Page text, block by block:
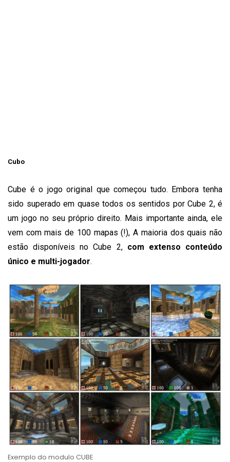
Cubo
Cube é o jogo original que começou tudo. Embora tenha
sido superado em quase todos os sentidos por Cube 2, é
um jogo no seu próprio direito. Mais importante ainda, ele
vem com mais de 100 mapas (!), A maioria dos quais não
estão disponíveis no Cube 2, com extenso conteúdo
único e multi-jogador.
Exemplo do modulo CUBE